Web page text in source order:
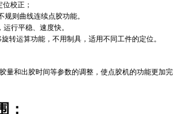
位校正 ；
规则曲线连续点胶功能。
，运行平稳、 速度快。
转运算功能，不用制具，适用不同工件的定位。
量和出胶时间等参数的调整，使点胶机的功能更加完
：